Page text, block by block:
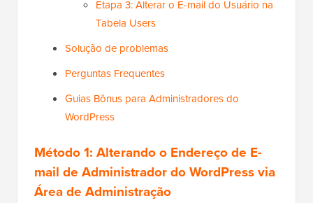
Etapa 3: Alterar o E-mail do Usuário na
Tabela Users
Solução de problemas
Perguntas Frequentes
Guias Bônus para Administradores do
WordPress
Método 1: Alterando o Endereço de E-
mail de Administrador do WordPress via
Área de Administração